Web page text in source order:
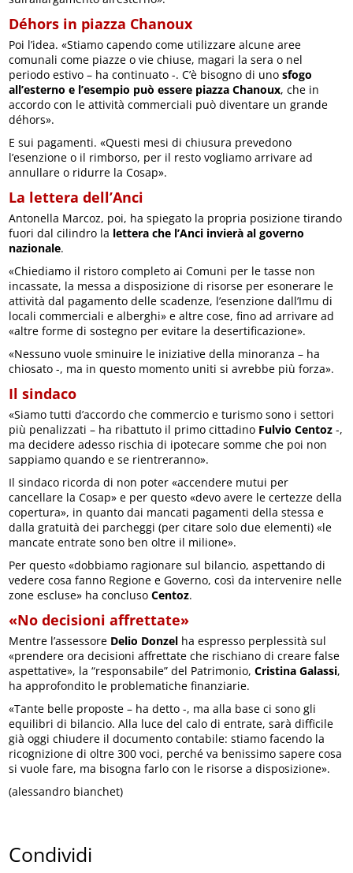
Déhors in piazza Chanoux
Poi l’idea. «Stiamo capendo come utilizzare alcune aree
comunali come piazze o vie chiuse, magari la sera o nel
periodo estivo – ha continuato -. C’è bisogno di unosfogo
all’esterno e l’esempio può essere piazza Chanoux, che in
accordo con le attività commerciali può diventare un grande
déhors».
E sui pagamenti. «Questi mesi di chiusura prevedono
l’esenzione o il rimborso, per il resto vogliamo arrivare ad
annullare o ridurre la Cosap».
La lettera dell’Anci
Antonella Marcoz, poi, ha spiegato la propria posizione tirando
fuori dal cilindro la lettera che l’Anci invierà al governo
nazionale.
«Chiediamo il ristoro completo ai Comuni per le tasse non
incassate, la messa a disposizione di risorse per esonerare le
attività dal pagamento delle scadenze, l’esenzione dall’Imu di
locali commerciali e alberghi» e altre cose, fino ad arrivare ad
«altre forme di sostegno per evitare la desertificazione».
«Nessuno vuole sminuire le iniziative della minoranza – ha
chiosato -, ma in questo momento uniti si avrebbe più forza».
Il sindaco
«Siamo tutti d’accordo che commercio e turismo sono i settori
più penalizzati – ha ribattuto il primo cittadino Fulvio Centoz -,
ma decidere adesso rischia di ipotecare somme che poi non
sappiamo quando e se rientreranno».
Il sindaco ricorda di non poter «accendere mutui per
cancellare la Cosap» e per questo «devo avere le certezze della
copertura», in quanto dai mancati pagamenti della stessa e
dalla gratuità dei parcheggi (per citare solo due elementi) «le
mancate entrate sono ben oltre il milione».
Per questo «dobbiamo ragionare sul bilancio, aspettando di
vedere cosa fanno Regione e Governo, così da intervenire nelle
zone escluse» ha conclusoCentoz.
«No decisioni affrettate»
Mentre l’assessore Delio Donzel ha espresso perplessità sul
«prendere ora decisioni affrettate che rischiano di creare false
aspettative», la “responsabile” del Patrimonio,Cristina Galassi,
ha approfondito le problematiche finanziarie.
«Tante belle proposte – ha detto -, ma alla base ci sono gli
equilibri di bilancio. Alla luce del calo di entrate, sarà difficile
già oggi chiudere il documento contabile: stiamo facendo la
ricognizione di oltre 300 voci, perché va benissimo sapere cosa
si vuole fare, ma bisogna farlo con le risorse a disposizione».
(alessandro bianchet)
Condividi